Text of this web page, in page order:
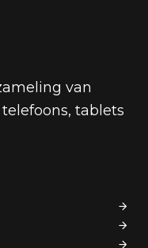
van
tablets